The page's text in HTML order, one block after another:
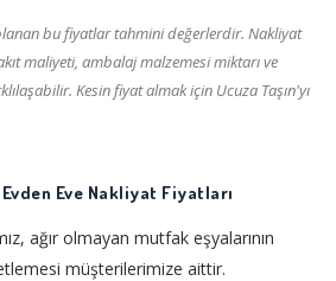
bu fiyatlar tahmini değerlerdir. Nakliyat
maliyeti, ambalaj malzemesi miktarı ve
Kesin fiyat almak için Ucuza Taşın'yı
Eve Nakliyat Fiyatları
ağır olmayan mutfak eşyalarının
müşterilerimize aittir.